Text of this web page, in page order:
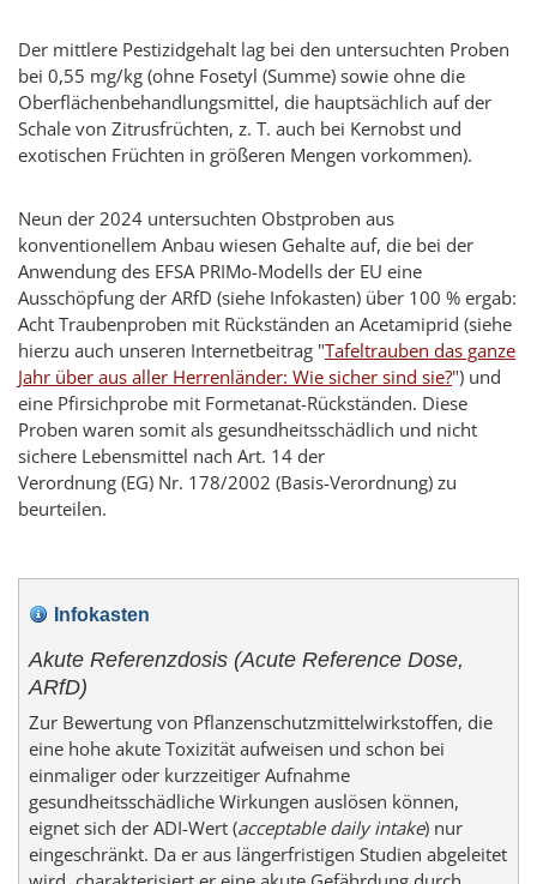
Der mittlere Pestizidgehalt lag bei den untersuchten Proben
bei 0,55 mg/kg (ohne Fosetyl (Summe) sowie ohne die
Oberflächenbehandlungsmittel, die hauptsächlich auf der
Schale von Zitrusfrüchten, z. T. auch bei Kernobst und
exotischen Früchten in größeren Mengen vorkommen).
Neun der 2024 untersuchten Obstproben aus
konventionellem Anbau wiesen Gehalte auf, die bei der
Anwendung des EFSA PRIMo-Modells der EU eine
Ausschöpfung der ARfD (siehe Infokasten) über 100 % ergab:
Acht Traubenproben mit Rückständen an Acetamiprid (siehe
hierzu auch unseren Internetbeitrag "Tafeltrauben das ganze
Jahr über aus aller Herrenländer: Wie sicher sind sie?") und
eine Pfirsichprobe mit Formetanat-Rückständen. Diese
Proben waren somit als gesundheitsschädlich und nicht
sichere Lebensmittel nach Art. 14 der
Verordnung (EG) Nr. 178/2002 (Basis-Verordnung) zu
beurteilen.
Infokasten
Akute Referenzdosis (Acute Reference Dose,
ARfD)
Zur Bewertung von Pflanzenschutzmittelwirkstoffen, die
eine hohe akute Toxizität aufweisen und schon bei
einmaliger oder kurzzeitiger Aufnahme
gesundheitsschädliche Wirkungen auslösen können,
eignet sich der ADI-Wert (acceptable daily intake) nur
eingeschränkt. Da er aus längerfristigen Studien abgeleitet